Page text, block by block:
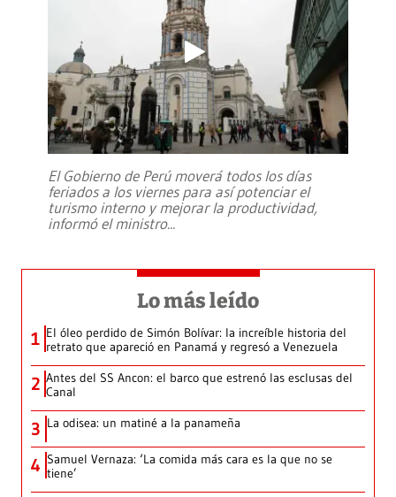
El Gobierno de Perú moverá todos los días
feriados a los viernes para así potenciar el
turismo interno y mejorar la productividad,
informó el ministro...
Lo más leído
1 El óleo perdido de Simón Bolívar: la increíble historia del
retrato que apareció en Panamá y regresó a Venezuela
2 Antes del SS Ancon: el barco que estrenó las esclusas del
Canal
3 La odisea: un matiné a la panameña
4 Samuel Vernaza: ‘La comida más cara es la que no se
tiene’